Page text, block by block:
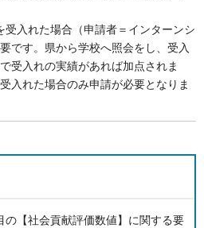
入れた場合（申請者＝インターンシ
です。県から学校へ照会をし、受入
受入れの実績があれば加点されま
入れた場合のみ申請が必要となりま
の【社会貢献評価数値】に関する要